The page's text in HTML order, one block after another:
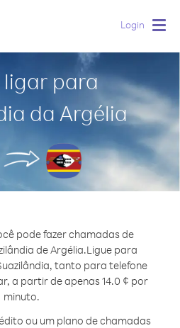
Login
ligar para
da Argélia
pode fazer chamadas de
de Argélia.Ligue para
tanto para telefone
a partir de apenas 14.0 ¢ por
minuto.
ou um plano de chamadas